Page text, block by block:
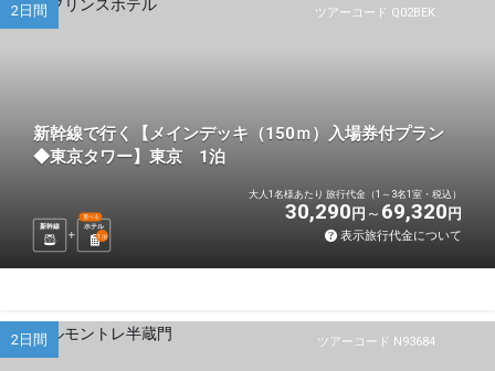
ツアーコード Q02BEK
2日間
新幹線で行く【メインデッキ（150ｍ）入場券付プラン
◆東京タワー】東京 1泊
新幹線 ホテル
選べる
1 泊
大人1名様あたり 旅行代金（1～3名1室・税込）
30,290 円 69,320 円
表示旅行代金について
ツアーコード N93684
2日間